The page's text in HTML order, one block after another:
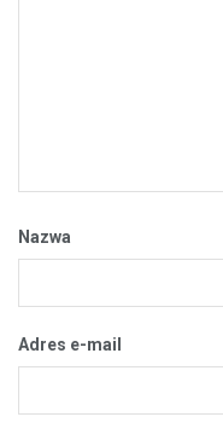
Nazwa
Adres e-mail